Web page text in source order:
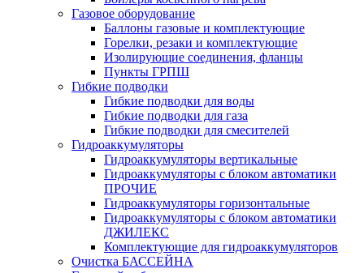
Газовое оборудование
Баллоны газовые и комплектующие
Горелки, резаки и комплектующие
Изолирующие соединения, фланцы
Пункты ГРПШ
Гибкие подводки
Гибкие подводки для воды
Гибкие подводки для газа
Гибкие подводки для смесителей
Гидроаккумуляторы
Гидроаккумуляторы вертикальные
Гидроаккумуляторы с блоком автоматики
ПРОЧИЕ
Гидроаккумуляторы горизонтальные
Гидроаккумуляторы с блоком автоматики
ДЖИЛЕКС
Комплектующие для гидроаккумуляторов
Очистка БАССЕЙНА